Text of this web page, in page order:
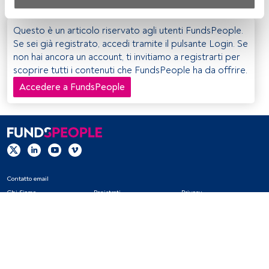
Utilizzo di dati di localizzazione geografica precisi. Analisi
attiva delle caratteristiche del dispositivo per la sua
identificazione. Memorizzazione delle informazioni su un
dispositivo e/o accesso alle stesse. Pubblicità e contenuti
personalizzati, misurazione della pubblicità e dei
contenuti, ricerca sul pubblico e sviluppo di servizi.
Questo è un articolo riservato agli utenti FundsPeople.
Se sei già registrato, accedi tramite il pulsante Login. Se
non hai ancora un account, ti invitiamo a registrarti per
scoprire tutti i contenuti che FundsPeople ha da offrire.
Accedere a FundsPeople
Contatto email
Chi Siamo
Registrati
Privacy